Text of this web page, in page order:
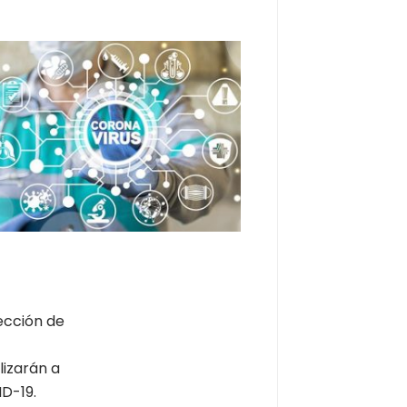
INTEGRAL EN EMPRESAS
MUJERES Y ADICCIONES
Y PROBLEMAS DE CONDUCTA
de
a
19.